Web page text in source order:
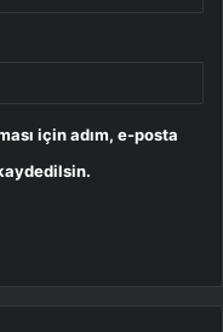
için adım, e-posta